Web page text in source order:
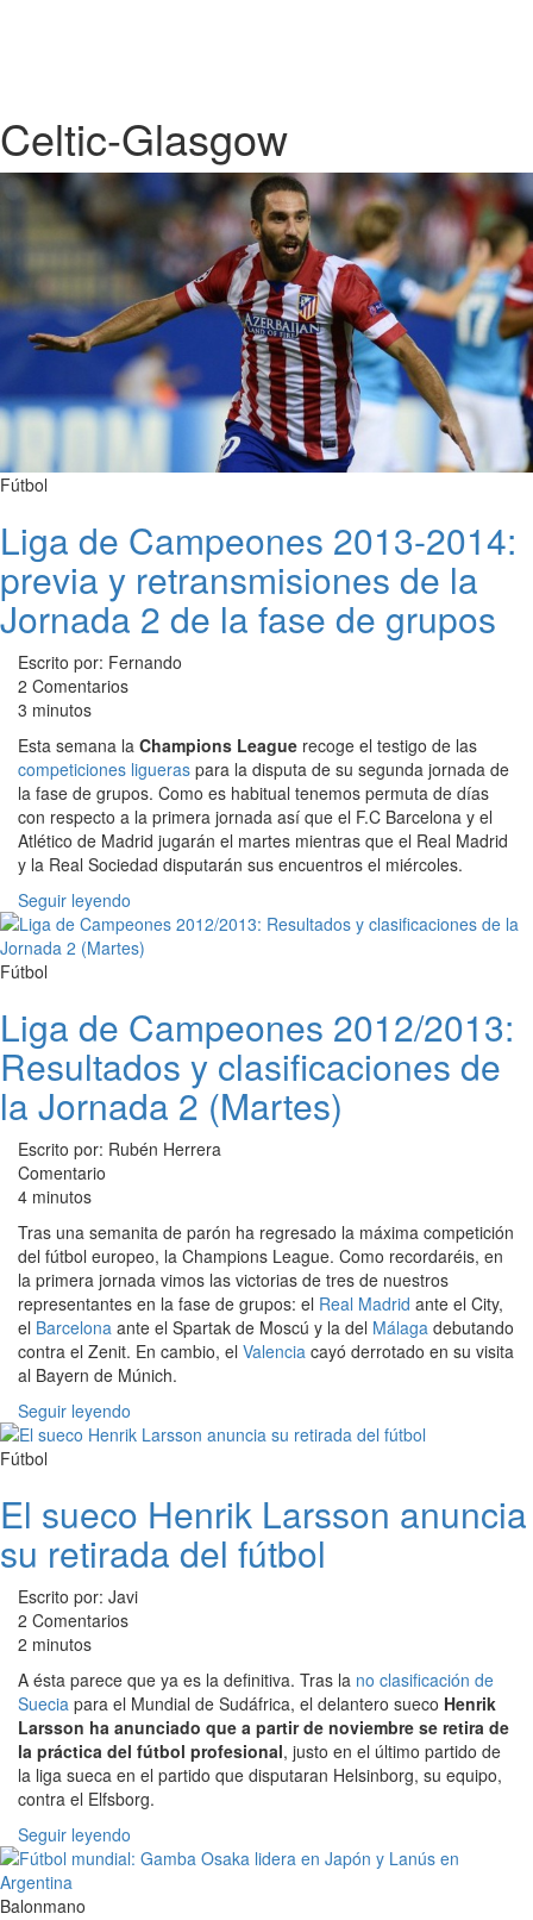
Celtic-Glasgow
Fútbol
Liga de Campeones 2013-2014:
previa y retransmisiones de la
Jornada 2 de la fase de grupos
Escrito por: Fernando
2 Comentarios
3 minutos
Esta semana la Champions League recoge el testigo de las
competiciones ligueras para la disputa de su segunda jornada de
la fase de grupos. Como es habitual tenemos permuta de días
con respecto a la primera jornada así que el F.C Barcelona y el
Atlético de Madrid jugarán el martes mientras que el Real Madrid
y la Real Sociedad disputarán sus encuentros el miércoles.
Seguir leyendo
Fútbol
Liga de Campeones 2012/2013:
Resultados y clasificaciones de
la Jornada 2 (Martes)
Escrito por: Rubén Herrera
Comentario
4 minutos
Tras una semanita de parón ha regresado la máxima competición
del fútbol europeo, la Champions League. Como recordaréis, en
la primera jornada vimos las victorias de tres de nuestros
representantes en la fase de grupos: el Real Madrid ante el City,
el Barcelona ante el Spartak de Moscú y la del Málaga debutando
contra el Zenit. En cambio, el Valencia cayó derrotado en su visita
al Bayern de Múnich.
Seguir leyendo
Fútbol
El sueco Henrik Larsson anuncia
su retirada del fútbol
Escrito por: Javi
2 Comentarios
2 minutos
A ésta parece que ya es la definitiva. Tras la no clasificación de
Suecia para el Mundial de Sudáfrica, el delantero sueco Henrik
Larsson ha anunciado que a partir de noviembre se retira de
la práctica del fútbol profesional, justo en el último partido de
la liga sueca en el partido que disputaran Helsinborg, su equipo,
contra el Elfsborg.
Seguir leyendo
Balonmano